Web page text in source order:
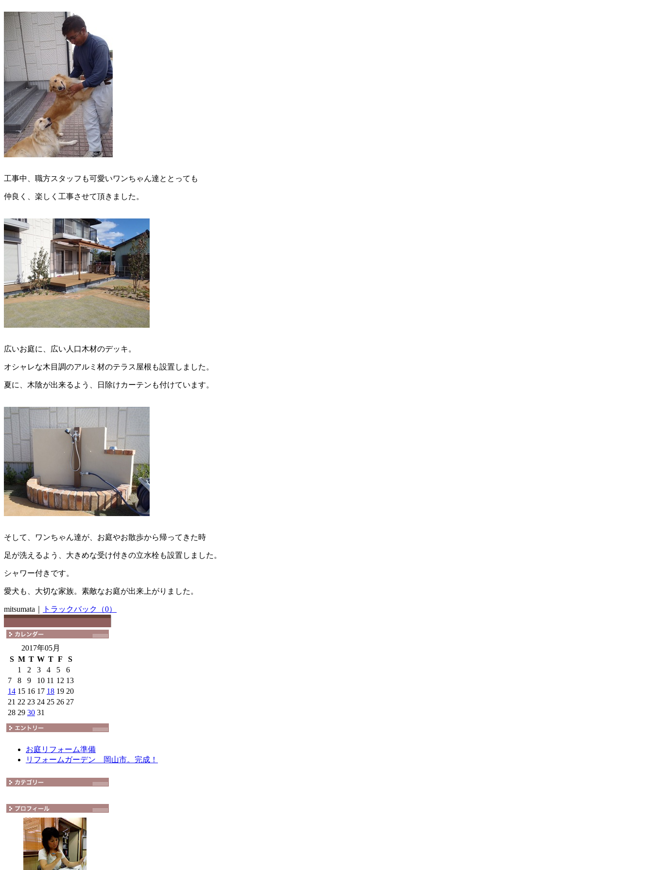
工事中、職方スタッフも可愛いワンちゃん達ととっても
仲良く、楽しく工事させて頂きました。
広いお庭に、広い人口木材のデッキ。
オシャレな木目調のアルミ材のテラス屋根も設置しました。
夏に、木陰が出来るよう、日除けカーテンも付けています。
そして、ワンちゃん達が、お庭やお散歩から帰ってきた時
足が洗えるよう、大きめな受け付きの立水栓も設置しました。
シャワー付きです。
愛犬も、大切な家族。素敵なお庭が出来上がりました。
mitsumata｜ トラックバック（0）
2017年05月
S M T W T F
S
1
2 3 4 5
6
7
8 9 10 11 12 13
14 15 16 17 18 19 20
21 22 23 24 25 26 27
28 29 30 31
お庭リフォーム準備
リフォームガーデン 岡山市。完成！